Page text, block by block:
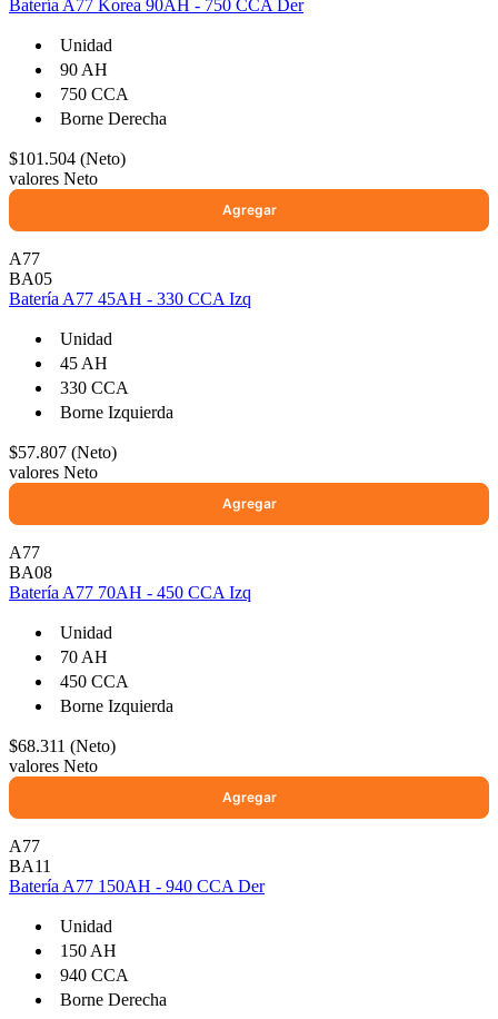
Batería A77 Korea 90AH - 750 CCA Der
Unidad
90 AH
750 CCA
Borne Derecha
$101.504 (Neto)
valores Neto
A77
BA05
Batería A77 45AH - 330 CCA Izq
Unidad
45 AH
330 CCA
Borne Izquierda
$57.807 (Neto)
valores Neto
A77
BA08
Batería A77 70AH - 450 CCA Izq
Unidad
70 AH
450 CCA
Borne Izquierda
$68.311 (Neto)
valores Neto
A77
BA11
Batería A77 150AH - 940 CCA Der
Unidad
150 AH
940 CCA
Borne Derecha